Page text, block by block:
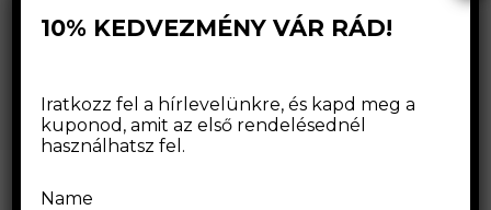
10% KEDVEZMÉNY VÁR RÁD!
Iratkozz fel a hírlevelünkre, és kapd meg a
kuponod, amit az első rendelésednél
használhatsz fel.
Name